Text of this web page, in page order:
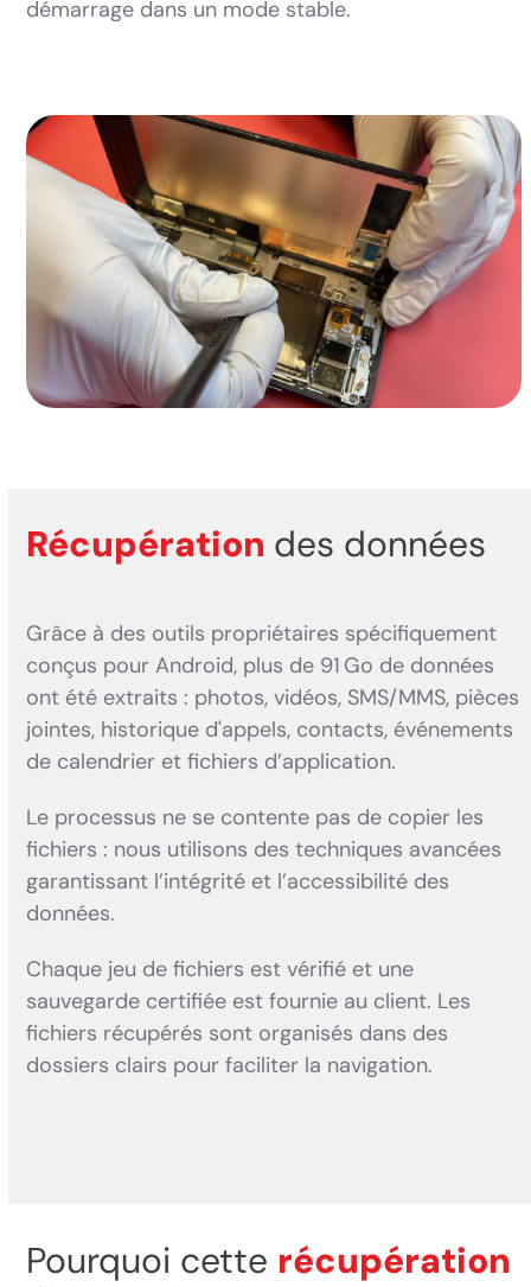
démarrage dans un mode stable.
Récupération des données
Grâce à des outils propriétaires spécifiquement
conçus pour Android, plus de 91 Go de données
ont été extraits : photos, vidéos, SMS/MMS, pièces
jointes, historique d'appels, contacts, événements
de calendrier et fichiers d’application.
Le processus ne se contente pas de copier les
fichiers : nous utilisons des techniques avancées
garantissant l’intégrité et l’accessibilité des
données.
Chaque jeu de fichiers est vérifié et une
sauvegarde certifiée est fournie au client. Les
fichiers récupérés sont organisés dans des
dossiers clairs pour faciliter la navigation.
Pourquoi cette récupération